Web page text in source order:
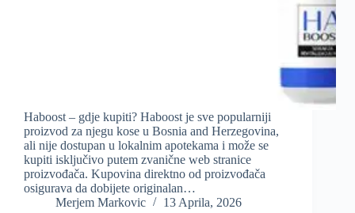
Haboost – gdje kupiti? Haboost je sve popularniji
proizvod za njegu kose u Bosnia and Herzegovina,
ali nije dostupan u lokalnim apotekama i može se
kupiti isključivo putem zvanične web stranice
proizvođača. Kupovina direktno od proizvođača
osigurava da dobijete originalan…
Merjem Markovic
13 Aprila, 2026